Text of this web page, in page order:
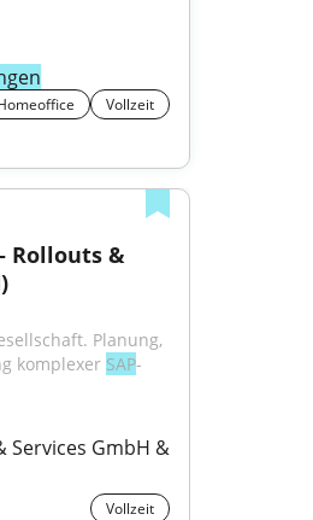
Vollzeit
Rollouts &
Planung,
komplexer SAP-
Services GmbH &
Vollzeit